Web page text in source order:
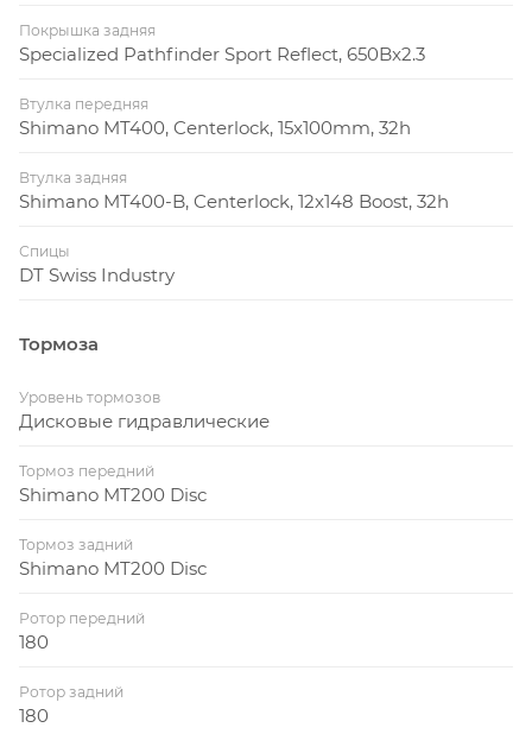
Покрышка задняя
Specialized Pathfinder Sport Reflect, 650Bx2.3
Втулка передняя
Shimano MT400, Centerlock, 15x100mm, 32h
Втулка задняя
Shimano MT400-B, Centerlock, 12x148 Boost, 32h
Спицы
DT Swiss Industry
Тормоза
Уровень тормозов
Дисковые гидравлические
Тормоз передний
Shimano MT200 Disc
Тормоз задний
Shimano MT200 Disc
Ротор передний
180
Ротор задний
180